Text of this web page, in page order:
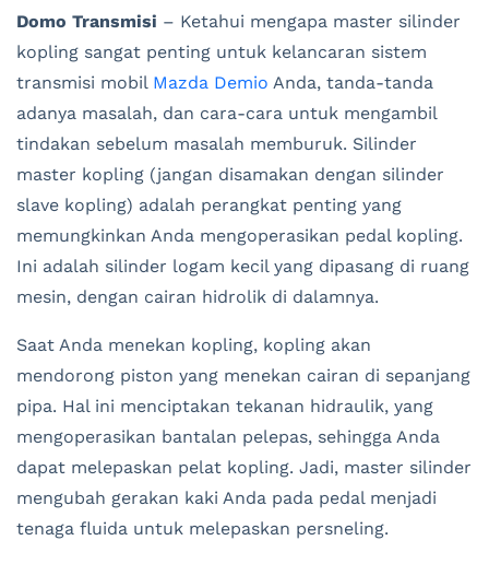
Domo Transmisi – Ketahui mengapa master silinder
kopling sangat penting untuk kelancaran sistem
transmisi mobil Mazda Demio Anda, tanda-tanda
adanya masalah, dan cara-cara untuk mengambil
tindakan sebelum masalah memburuk. Silinder
master kopling (jangan disamakan dengan silinder
slave kopling) adalah perangkat penting yang
memungkinkan Anda mengoperasikan pedal kopling.
Ini adalah silinder logam kecil yang dipasang di ruang
mesin, dengan cairan hidrolik di dalamnya.
Saat Anda menekan kopling, kopling akan
mendorong piston yang menekan cairan di sepanjang
pipa. Hal ini menciptakan tekanan hidraulik, yang
mengoperasikan bantalan pelepas, sehingga Anda
dapat melepaskan pelat kopling. Jadi, master silinder
mengubah gerakan kaki Anda pada pedal menjadi
tenaga fluida untuk melepaskan persneling.